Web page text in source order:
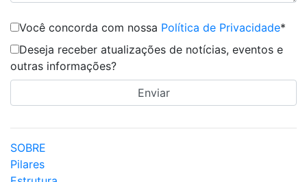
Você concorda com nossa Política de Privacidade*
Deseja receber atualizações de notícias, eventos e
outras informações?
SOBRE
Pilares